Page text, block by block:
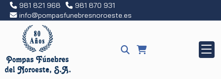
981 821 968
981 870 931
info
pompasfunebresnoroeste.es